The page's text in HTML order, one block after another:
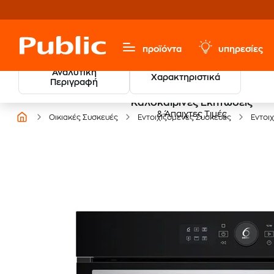
προϊόντα υπηρεσίες
Αναλυτική
Περιγραφή
Χαρακτηριστικά
Καλοκαιρινές Εκπτώσεις
& Άπαιχτες Τιμές
Οικιακές Συσκευές Εντοιχιζόμενες Συσκευές